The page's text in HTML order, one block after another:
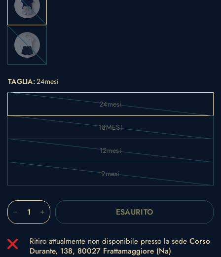
Bianco
TAGLIA:24mesi
24mesi
18MESI
12mesi
9mesi
ESAURITO
Ritiro attualmente non disponibile presso la sedeCorso
Durante, 138, 80027 Frattamaggiore (Na)